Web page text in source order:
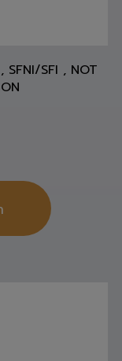
SFNI/SFI , NOT